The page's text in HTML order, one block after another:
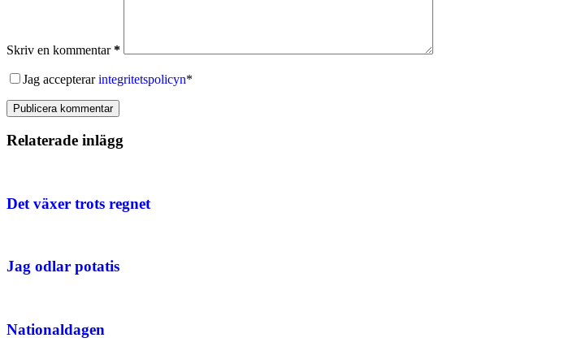
Skriv en kommentar*
Jag accepterarintegritetspolicyn*
Publicera kommentar
Relaterade inlägg
Det växer trots regnet
Jag odlar potatis
Nationaldagen